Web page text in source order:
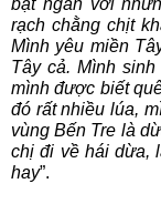
bạt ngàn với
rạch chằng chịt
Mình yêu miền
Tây cả. Mình
mình được biết
đó rất nhiều lúa,
vùng Bến Tre là
chị đi về hái dừa,
hay”.